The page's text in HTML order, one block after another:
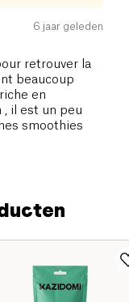
6 jaar geleden
retrouver la
beaucoup
en
, il est un peu
smoothies